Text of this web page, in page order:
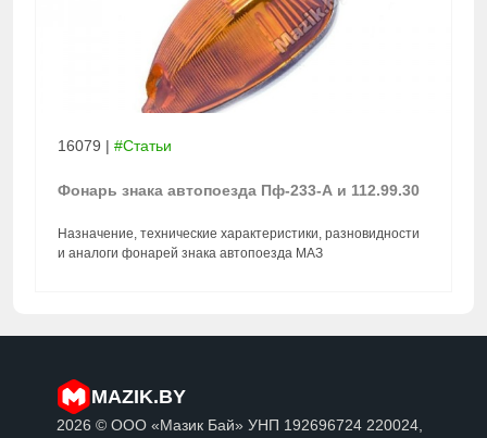
16079 | #Статьи
Фонарь знака автопоезда Пф-233-А и 112.99.30
Назначение, технические характеристики, разновидности
и аналоги фонарей знака автопоезда МАЗ
MAZIK.BY
2026 © ООО «Мазик Бай» УНП 192696724 220024,